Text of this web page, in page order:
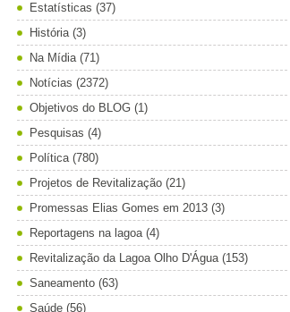
Estatísticas (37)
História (3)
Na Mídia (71)
Notícias (2372)
Objetivos do BLOG (1)
Pesquisas (4)
Política (780)
Projetos de Revitalização (21)
Promessas Elias Gomes em 2013 (3)
Reportagens na lagoa (4)
Revitalização da Lagoa Olho D'Água (153)
Saneamento (63)
Saúde (56)